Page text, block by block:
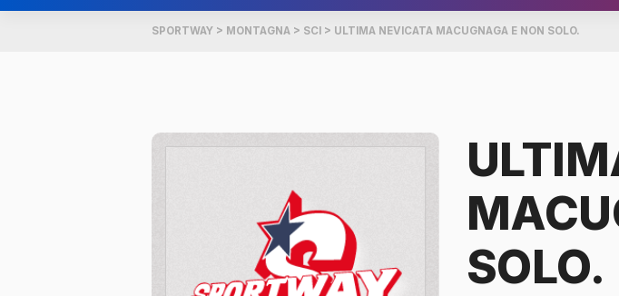
SPORTWAY > MONTAGNA > SCI > ULTIMA NEVICATA MACUGNAGA E NON SOLO.
SOLO.